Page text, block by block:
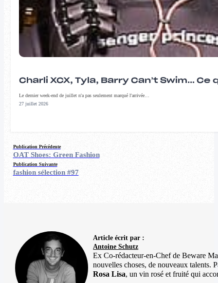
Charli XCX, Tyla, Barry Can’t Swim…
Le dernier week-end de juillet n'a pas seulement marqué l'arrivée…
27 juillet 2026
Publication Précédente
OAT Shoes: Green Fashion
Publication Suivante
fashion sélection #97
Article écrit par :
Antoine Schutz
Ex Co-rédacteur-en-Chef de Beware
nouvelles choses, de nouveaux talents.
Rosa Lisa, un vin rosé et fruité qui